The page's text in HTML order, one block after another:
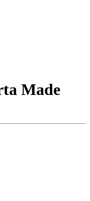
Made